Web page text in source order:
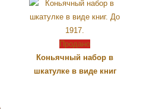
Продано
Коньячный набор в
шкатулке в виде книг